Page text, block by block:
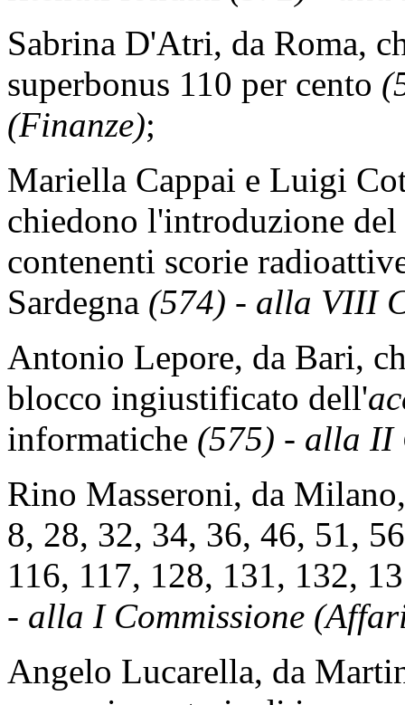
Sabrina D'Atri, da Roma,
superbonus 110 per cento
(Finanze);
Mariella Cappai e Luigi
chiedono l'introduzione
contenenti scorie
Sardegna (574) - alla VIII
Antonio Lepore, da Bari,
blocco ingiustificato dell'
informatiche (575) - alla II
Rino Masseroni, da
8, 28, 32, 34, 36, 46, 51,
116, 117, 128, 131, 132,
- alla I Commissione
Angelo Lucarella, da